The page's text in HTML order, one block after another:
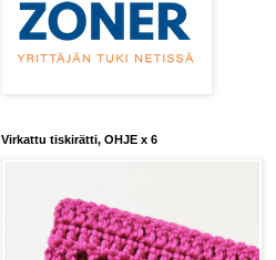
Virkattu tiskirätti, OHJE x 6